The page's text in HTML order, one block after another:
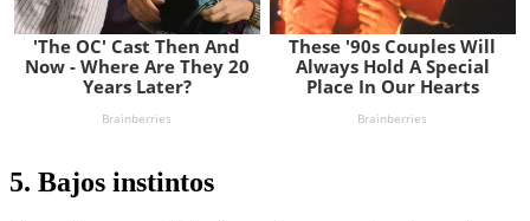
5. Bajos instintos